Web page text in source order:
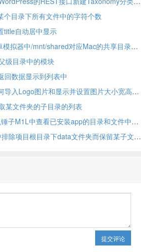
个目录下所有文件中的字符个数
title自动居中显示
【已解决】Nox夜神安卓模拟器中/mnt/shared对应Mac的共享目录在哪里
级目录中的模块
回数据显示到列表中
【已解决】小程序中如何导入Logo图片和显示并设置图片大小宽高尺寸
某文件夹的子目录的列表
【已解决】Android手机锤子M1L中查看已安装app的目录和文件中是否有cer等证书文件
【已解决】git和fabric中排除项目根目录下data文件夹而保留某子文件夹中data文件夹
提交评论